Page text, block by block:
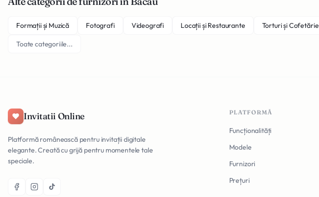
Formații și Muzică Fotografi Videografi Locații și Restaurante Torturi și Cofetărie
Toate categoriile...
Invitatii Online
Platformă românească pentru invitații digitale
elegante. Creată cu grijă pentru momentele tale
speciale.
PLATFORMĂ
Funcționalități
Modele
Furnizori
Prețuri